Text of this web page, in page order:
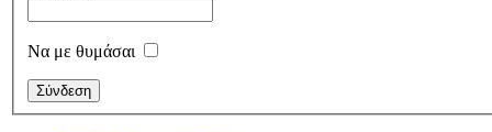
Να με θυμάσαι